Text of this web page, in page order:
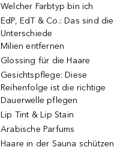
Welcher Farbtyp bin ich
EdP, EdT & Co.: Das sind die
Unterschiede
Milien entfernen
Glossing für die Haare
Gesichtspflege: Diese
Reihenfolge ist die richtige
Dauerwelle pflegen
Lip Tint & Lip Stain
Arabische Parfums
Haare in der Sauna schützen